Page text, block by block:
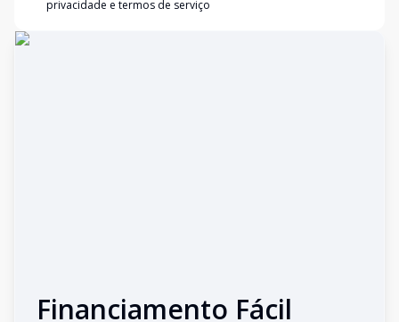
privacidade e termos de serviço
Financiamento Fácil